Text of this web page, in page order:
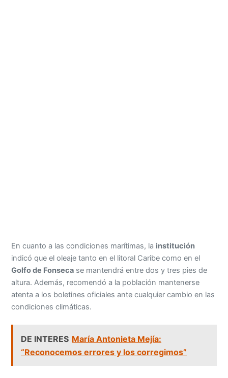
En cuanto a las condiciones marítimas, la institución
indicó que el oleaje tanto en el litoral Caribe como en el
Golfo de Fonseca se mantendrá entre dos y tres pies de
altura. Además, recomendó a la población mantenerse
atenta a los boletines oficiales ante cualquier cambio en las
condiciones climáticas.
DE INTERES María Antonieta Mejía:
“Reconocemos errores y los corregimos”